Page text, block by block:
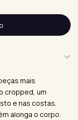
mais
cropped, um
e nas costas,
alonga o corpo.